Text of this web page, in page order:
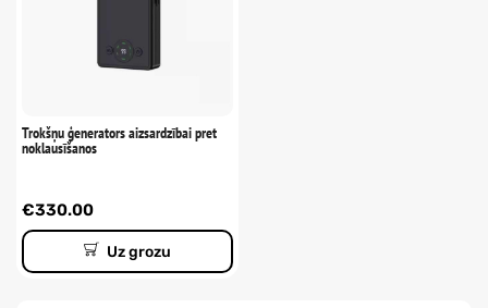
Trokšņu ģenerators aizsardzībai pret
noklausīšanos
€330.00
Uz grozu